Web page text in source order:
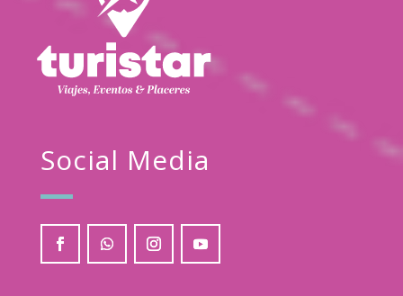
Social Media